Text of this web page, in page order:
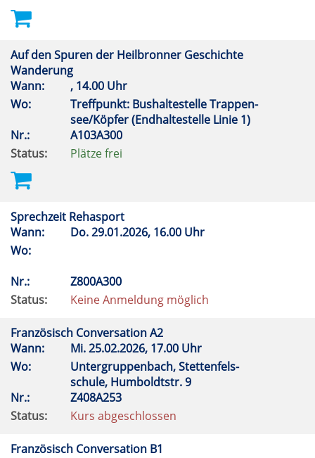
Auf den Spuren der Heilbronner Geschichte
Wanderung
Wann:
, 14.00 Uhr
Wo:
Treffpunkt: Bushaltestelle Trappen-
see/Köpfer (Endhaltestelle Linie 1)
Nr.:
A103A300
Status:
Plätze frei
Sprechzeit Rehasport
Wann:
Do.29.01.2026, 16.00 Uhr
Wo:
Nr.:
Z800A300
Status:
Keine Anmeldung möglich
Französisch Conversation A2
Wann:
Mi.25.02.2026, 17.00 Uhr
Wo:
Untergruppenbach, Stettenfels-
schule, Humboldtstr. 9
Nr.:
Z408A253
Status:
Kurs abgeschlossen
Französisch Conversation B1